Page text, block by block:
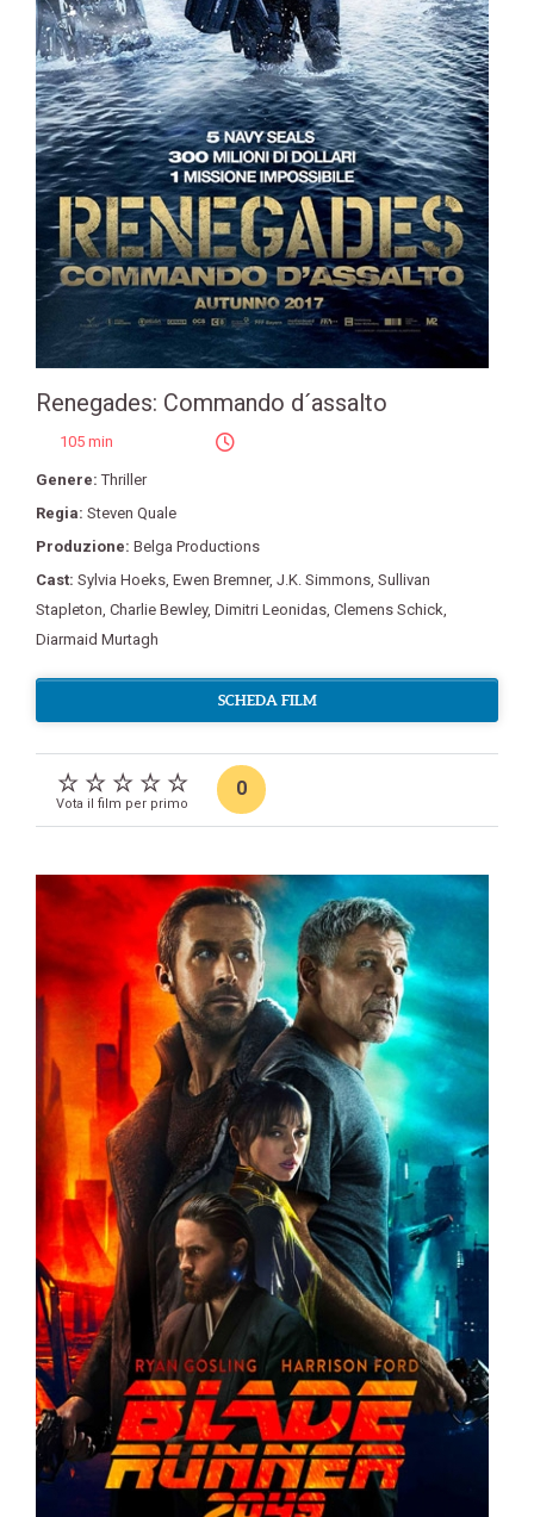
Renegades: Commando d´assalto
105 min
Genere:Thriller
Regia: Steven Quale
Produzione: Belga Productions
Cast: Sylvia Hoeks Ewen Bremner, J.K. Simmons Sullivan
Stapleton Charlie Bewley, Dimitri Leonidas Clemens Schick
Diarmaid Murtagh
SCHEDA FILM
Vota il film per primo
0